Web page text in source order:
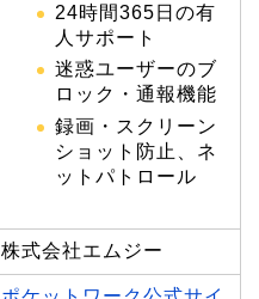
24時間365日の有
人サポート
迷惑ユーザーのブ
ロック・通報機能
録画・スクリーン
ショット防止、ネ
ットパトロール
株式会社エムジー